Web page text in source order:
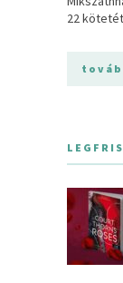
22